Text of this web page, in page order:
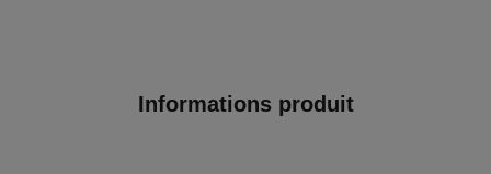
Informations produit